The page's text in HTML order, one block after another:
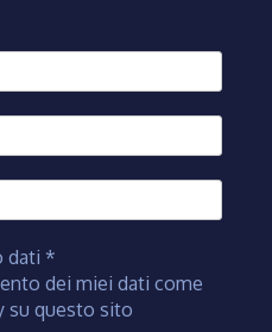
dati *
dei miei dati come
su questo sito